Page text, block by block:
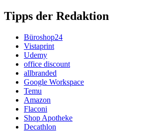
Tipps der Redaktion
Büroshop24
Vistaprint
Udemy
office discount
allbranded
Google Workspace
Temu
Amazon
Flaconi
Shop Apotheke
Decathlon